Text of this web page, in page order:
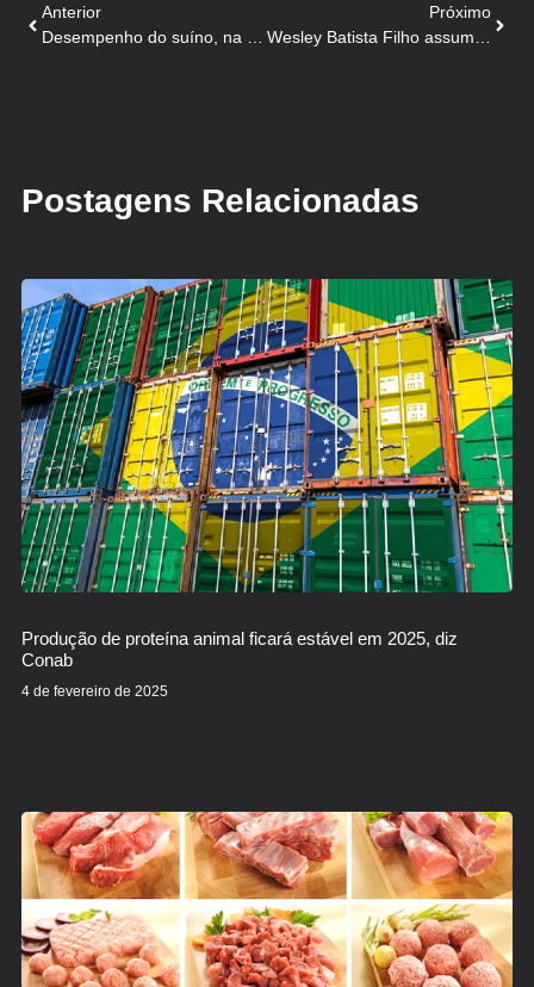
Anterior
Desempenho do suíno, na granja, na 17ª semana de 2023
Próximo
Wesley Batista Filho assumirá como presidente da JBS USA
Postagens Relacionadas
Produção de proteína animal ficará estável em 2025, diz
Conab
4 de fevereiro de 2025